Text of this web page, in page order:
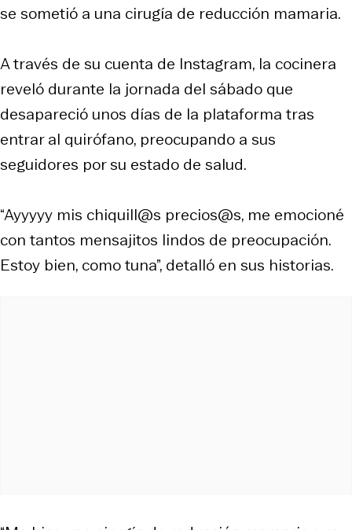
se sometió a una cirugía de reducción mamaria.
A través de su cuenta de Instagram, la cocinera
reveló durante la jornada del sábado que
desapareció unos días de la plataforma tras
entrar al quirófano, preocupando a sus
seguidores por su estado de salud.
“Ayyyyy mis chiquill@s precios@s, me emocioné
con tantos mensajitos lindos de preocupación.
Estoy bien, como tuna”, detalló en sus historias.